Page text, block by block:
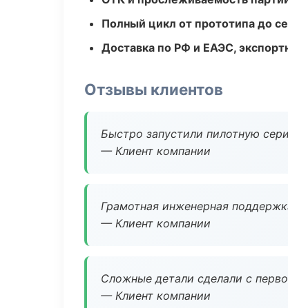
Полный цикл от прототипа до
Доставка по РФ и ЕАЭС,
Отзывы клиентов
Быстро запустили пилотную
— Клиент компании
Грамотная инженерная
— Клиент компании
Сложные детали сделали с
— Клиент компании